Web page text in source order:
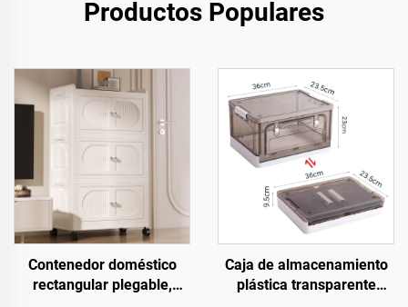
Productos Populares
Contenedor doméstico
rectangular plegable,
Caja de almacenamiento
plástica transparente